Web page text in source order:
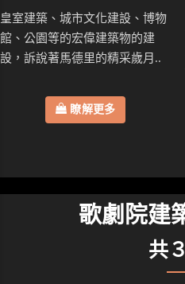
皇室建築、城市文化建設、博物
館、公園等的宏偉建築物的建
設，訴說著馬德里的精采歲月..
瞭解更多
歌劇院建
共